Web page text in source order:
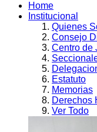
Home
Institucional
Quienes
Consejo
Centro de
Estatuto
Memorias
Derechos
Ver Todo